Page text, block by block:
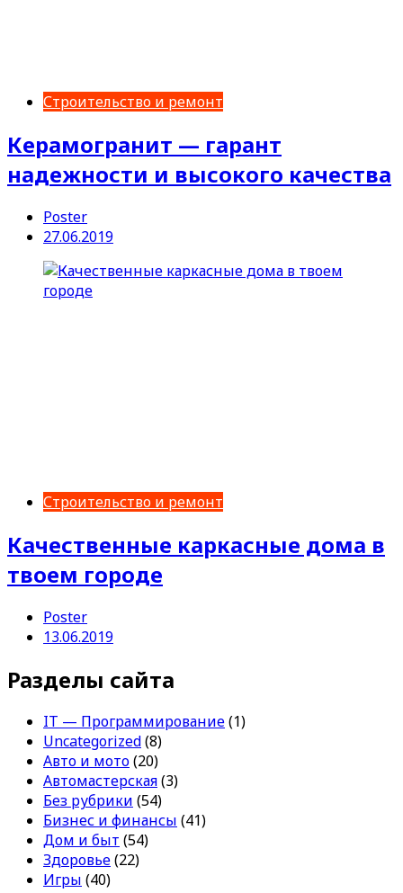
Строительство и ремонт
Керамогранит — гарант
надежности и высокого качества
Poster
27.06.2019
Строительство и ремонт
Качественные каркасные дома в
твоем городе
Poster
13.06.2019
Разделы сайта
IT — Программирование(1)
Uncategorized(8)
Авто и мото(20)
Автомастерская(3)
Без рубрики (54)
Бизнес и финансы (41)
Дом и быт (54)
Здоровье(22)
Игры (40)